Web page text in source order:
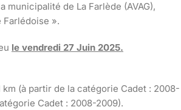
municipalité de La Farlède (AVAG),
Farlédoise ».
le vendredi 27 Juin 2025.
km (à partir de la catégorie Cadet : 2008-
Cadet : 2008-2009).